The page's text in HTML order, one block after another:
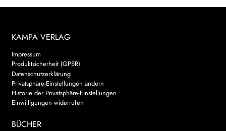
KAMPA VERLAG
Impressum
Produktsicherheit (GPSR)
Datenschutzerklärung
Privatsphäre-Einstellungen ändern
Historie der Privatsphäre-Einstellungen
Einwilligungen widerrufen
BÜCHER